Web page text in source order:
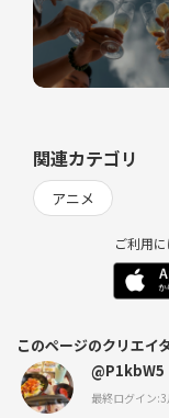
関連カテゴリ
アニメ
ご利用
このページのクリエイ
@P1kbW5
最終ログイン